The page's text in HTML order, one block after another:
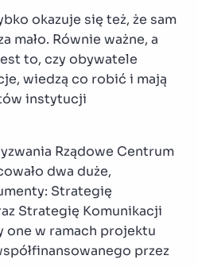
okazuje się też, że sam
mało. Równie ważne, a
to, czy obywatele
wiedzą co robić i mają
instytucji
Rządowe Centrum
dwa duże,
Strategię
Strategię Komunikacji
one w ramach projektu
przez